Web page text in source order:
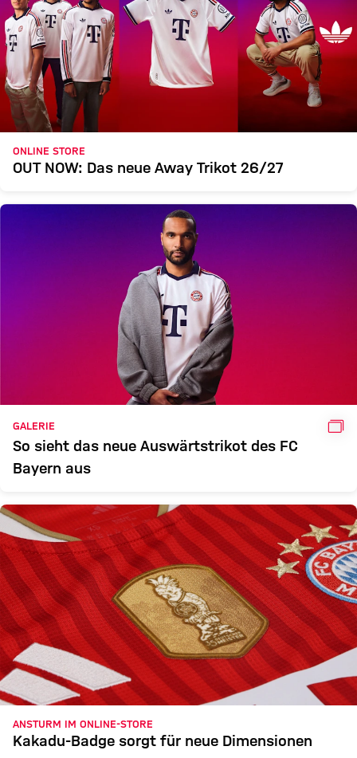
ONLINE STORE
OUT NOW: Das neue Away Trikot 26/27
GALERIE
So sieht das neue Auswärtstrikot des FC
Bayern aus
ANSTURM IM ONLINE-STORE
Kakadu-Badge sorgt für neue Dimensionen